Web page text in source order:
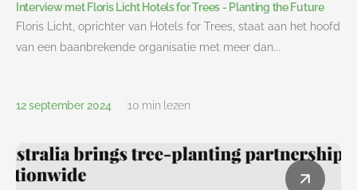
Interview met Floris Licht Hotels for Trees - Planting the Future
Floris Licht, oprichter van Hotels for Trees, staat aan het hoofd
van een baanbrekende organisatie met meer dan...
12 september 2024 10 min lezen